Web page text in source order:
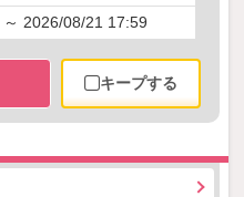
2026/08/21 17:59
キープする